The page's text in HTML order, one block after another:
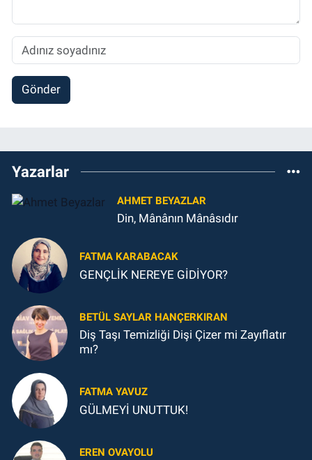
Gönder
Yazarlar
AHMET BEYAZLAR
Din, Mânânın Mânâsıdır
FATMA KARABACAK
GENÇLİK NEREYE GİDİYOR?
BETÜL SAYLAR HANÇERKIRAN
Diş Taşı Temizliği Dişi Çizer mi Zayıflatır
mı?
FATMA YAVUZ
GÜLMEYİ UNUTTUK!
EREN OVAYOLU